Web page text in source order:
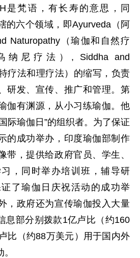
是梵语，有长寿的意思，同
的六个领域，即Ayurveda（阿
Naturopathy（瑜伽和自然疗
纳尼疗法）, Siddha and
疗法和理疗法）的缩写，负责
研发、宣传、推广和管理。第
伽有渊源，从小习练瑜伽。他
际瑜伽日”的组织者。为了保证
的成功举办，印度瑜伽部制作
带，提供给政府官员、学生、
，同时举办培训班，辅导研
了瑜伽日庆祝活动的成功举
，政府还为宣传瑜伽投入大量
息部分别拨款1亿卢比（约160
比（约88万美元）用于国内外